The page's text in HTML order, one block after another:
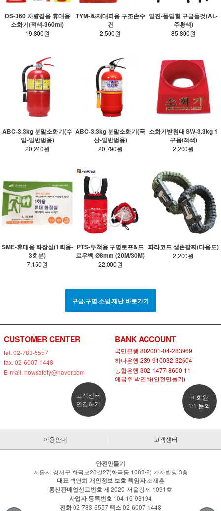
DS-360 차량겸용 휴대용
소화기(적색-360ml)
19,800원
TYM-화재대피용 구조손수
건
2,500원
일진-폴딩형 구급들것(AL-
주황색)
85,800원
ABC-3.3kg 분말소화기(수
입-일반범용)
20,240원
ABC-3.3kg 분말소화기(국
산-일반범용)
20,790원
소화기받침대 SW-3.3kg 1
구용(적색)
2,200원
SME-휴대용 화장실(1회용-
3회분)
7,150원
PTS-투척용 구명로프&드
로우백 Ø8mm (20M/30M)
22,000원
파라코드 생존팔찌(다용도)
2,200원
구급.구명.소방.재난 바로가기
CUSTOMER CENTER
tel. 02-783-5557
fax. 02-6007-1448
E-mail. nowsafety@naver.com
고객센터
연결하기
BANK ACCOUNT
국민은행 802001-04-283969
하나은행 239-910032-32604
농협은행 302-1477-8600-11
예금주 박연화(안전만들기)
비회원
1:1 문의
이용안내 고객센터
안전만들기
서울시 강서구 화곡로20길27(화곡동 1083-2) 가자빌딩 3층
대표 박연화개인정보 보호 책임자조재훈
통신판매업신고번호제 2020-서울강서-1091호
사업자 등록번호 104-16-93194
전화02-783-5557팩스02-6007-1448